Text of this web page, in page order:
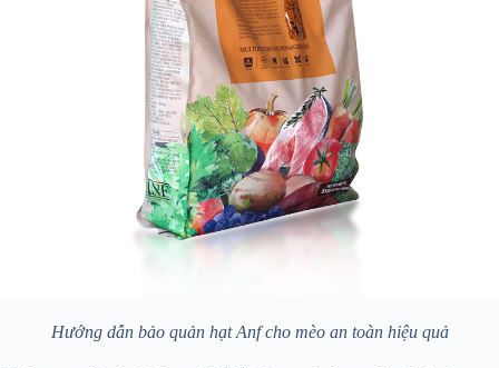
Hướng dẫn bảo quản hạt Anf cho mèo an toàn hiệu quả